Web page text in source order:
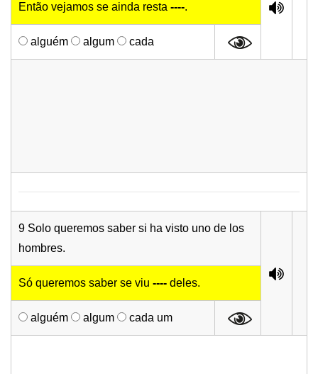
Então vejamos se ainda resta ----.
alguém algum cada
9 Solo queremos saber si ha visto uno de los
hombres.
Só queremos saber se viu ---- deles.
alguém algum cada um